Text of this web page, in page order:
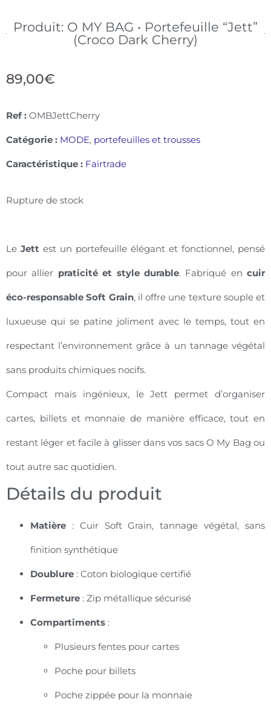
Produit: O MY BAG • Portefeuille “Jett”
(Croco Dark Cherry)
89,00€
Ref : OMBJettCherry
Catégorie : MODE, portefeuilles et trousses
Caractéristique : Fairtrade
Rupture de stock
Le Jett est un portefeuille élégant et fonctionnel, pensé
pour allier praticité et style durable. Fabriqué en cuir
éco-responsable Soft Grain, il offre une texture souple et
luxueuse qui se patine joliment avec le temps, tout en
respectant l’environnement grâce à un tannage végétal
sans produits chimiques nocifs.
Compact mais ingénieux, le Jett permet d’organiser
cartes, billets et monnaie de manière efficace, tout en
restant léger et facile à glisser dans vos sacs O My Bag ou
tout autre sac quotidien.
Détails du produit
Matière : Cuir Soft Grain, tannage végétal, sans
finition synthétique
Doublure : Coton biologique certifié
Fermeture : Zip métallique sécurisé
Compartiments :
Plusieurs fentes pour cartes
Poche pour billets
Poche zippée pour la monnaie